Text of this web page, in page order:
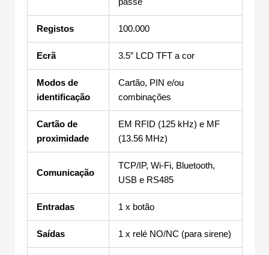
Registos 100.000
Ecrã 3.5″ LCD TFT a cor
Modos de
identificação
Cartão, PIN e/ou
combinações
Cartão de
proximidade
EM RFID (125 kHz) e MF
(13.56 MHz)
Comunicação
TCP/IP, Wi-Fi, Bluetooth,
USB e RS485
Entradas 1 x botão
Saídas 1 x relé NO/NC (para sirene)